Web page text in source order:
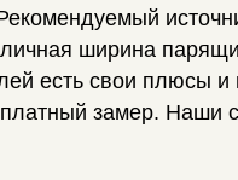
ширина
есть свои плюсы
замер. Наши